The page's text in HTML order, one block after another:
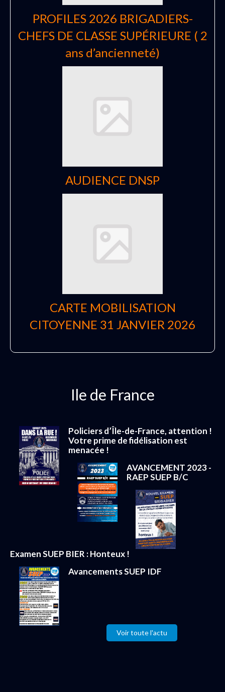
PROFILES 2026 BRIGADIERS-
CHEFS DE CLASSE SUPÉRIEURE ( 2
ans d’ancienneté)
AUDIENCE DNSP
CARTE MOBILISATION
CITOYENNE 31 JANVIER 2026
Ile de France
Policiers d’Île-de-France, attention !
Votre prime de fidélisation est
menacée !
AVANCEMENT 2023 -
RAEP SUEP B/C
Examen SUEP BIER : Honteux !
Avancements SUEP IDF
Voir toute l'actu